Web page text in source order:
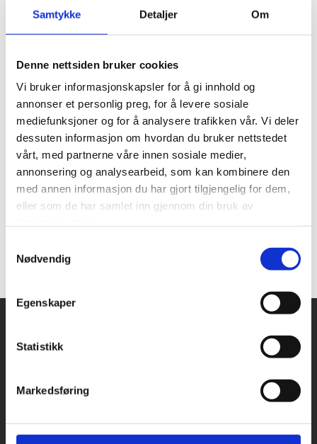
Samtykke Detaljer Om
Denne nettsiden bruker cookies
Vi bruker informasjonskapsler for å gi innhold og
annonser et personlig preg, for å levere sosiale
mediefunksjoner og for å analysere trafikken vår. Vi deler
dessuten informasjon om hvordan du bruker nettstedet
vårt, med partnerne våre innen sosiale medier,
annonsering og analysearbeid, som kan kombinere den
med annen informasjon du har gjort tilgjengelig for dem,
eller som de har samlet inn gjennom din bruk av
Nødvendig
Egenskaper
Statistikk
Markedsføring
Snarveier
Kontakt oss
Stilling ledig